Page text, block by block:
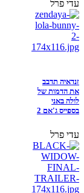
עדי פרל
זנדאיה תדבב
את הדמות של
לולה באני
בספייס ג'אם 2
עדי פרל